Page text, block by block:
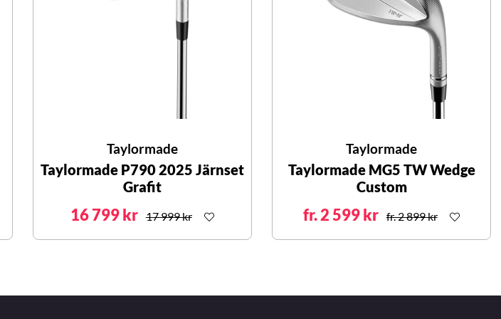
Taylormade
Taylormade P790 2025 Järnset
Grafit
16 799 kr 17 999 kr
Taylormade
Taylormade MG5 TW Wedge
Custom
fr. 2 599 kr fr. 2 899 kr